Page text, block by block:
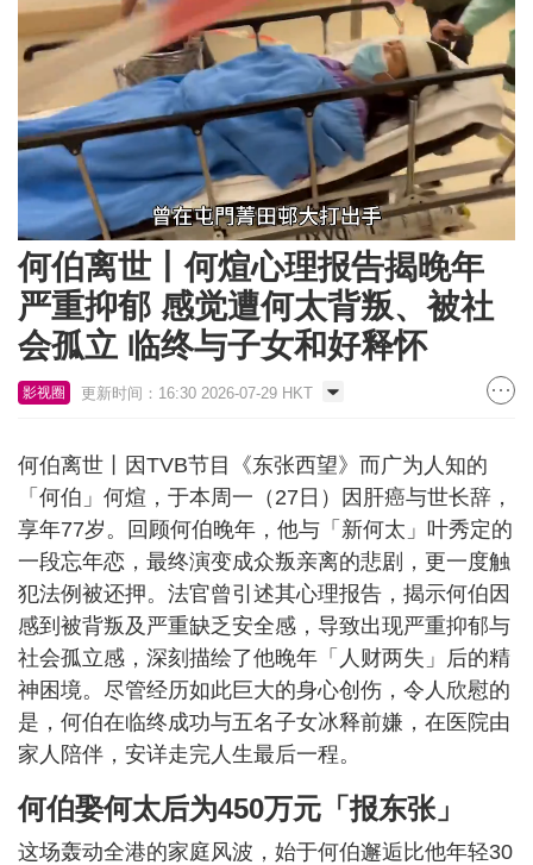
Unmute Loaded:
69.34%
何伯离世丨何煊心理报告揭晚年
严重抑郁 感觉遭何太背叛、被社
会孤立 临终与子女和好释怀
影视圈 更新时间：16:30 2026-07-29 HKT
何伯离世丨因TVB节目《东张西望》而广为人知的
「何伯」何煊，于本周一（27日）因肝癌与世长辞，
享年77岁。回顾何伯晚年，他与「新何太」叶秀定的
一段忘年恋，最终演变成众叛亲离的悲剧，更一度触
犯法例被还押。法官曾引述其心理报告，揭示何伯因
感到被背叛及严重缺乏安全感，导致出现严重抑郁与
社会孤立感，深刻描绘了他晚年「人财两失」后的精
神困境。尽管经历如此巨大的身心创伤，令人欣慰的
是，何伯在临终成功与五名子女冰释前嫌，在医院由
家人陪伴，安详走完人生最后一程。
何伯娶何太后为450万元「报东张」
这场轰动全港的家庭风波，始于何伯邂逅比他年轻30